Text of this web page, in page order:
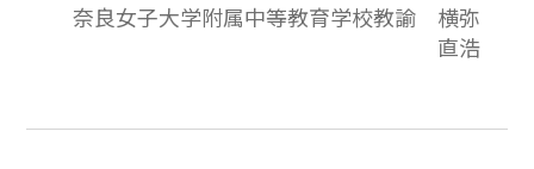
観点別評価については、4観点から3観点に
なったことも注目される。観点別評価につ
事柄を整理する。そして、「思考・判断・
奈良女子大学附属中等教育学校教諭 横弥
直浩